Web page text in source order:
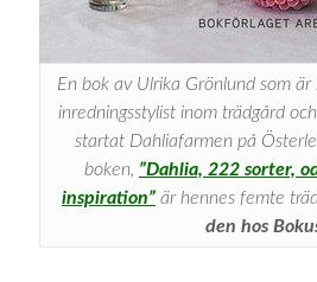
En bok av Ulrika Grönlund som
inredningsstylist inom trädgård
startat Dahliafarmen på
boken, ”Dahlia, 222 sorter,
inspiration” är hennes femte
den hos